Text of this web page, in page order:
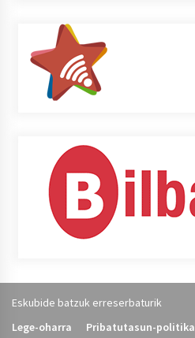
Eskubide batzuk erreserbaturik
Lege-oharra
Pribatutasun-politika